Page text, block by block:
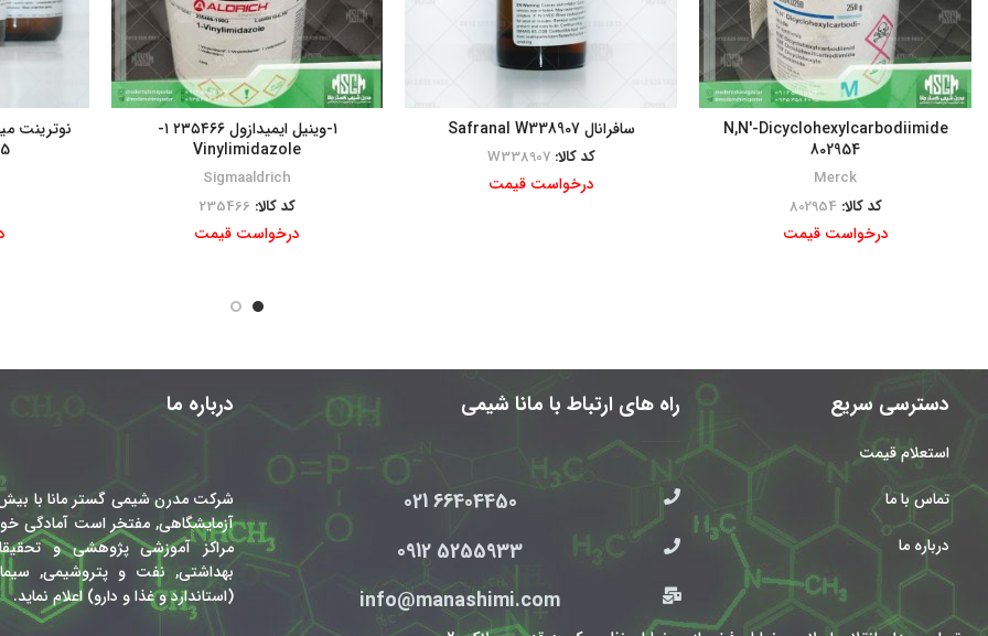
N,N′-Dicyclohexylcarbodiimide
802954
Merck
کد کالا: 802954
درخواست قیمت
سافرانال Safranal W338907
کد کالا:W338907
درخواست قیمت
۱-وینیل ایمیدازول ۲۳۵۴۶۶ ۱-
Vinylimidazole
Sigmaaldrich
کد کالا: 235466
درخواست قیمت
دسترسی سریع
استعلام قیمت
تماس با ما
درباره ما
راه های ارتباط با مانا شیمی
66404450 021
5255933 0912
info@manashimi.com
درباره ما
شرکت مدرن شیمی گستر مانا با
آزمایشگاهی, مفتخر است آمادگی
مراکز آموزشی پژوهشی و
بهداشتی, نفت و پتروشیمی,
(استاندارد و غذا و دارو) اعلام نماید.